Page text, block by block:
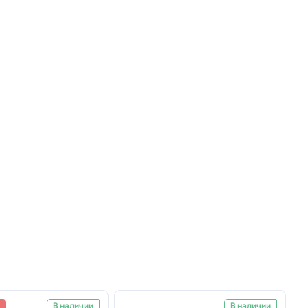
В наличии В наличии